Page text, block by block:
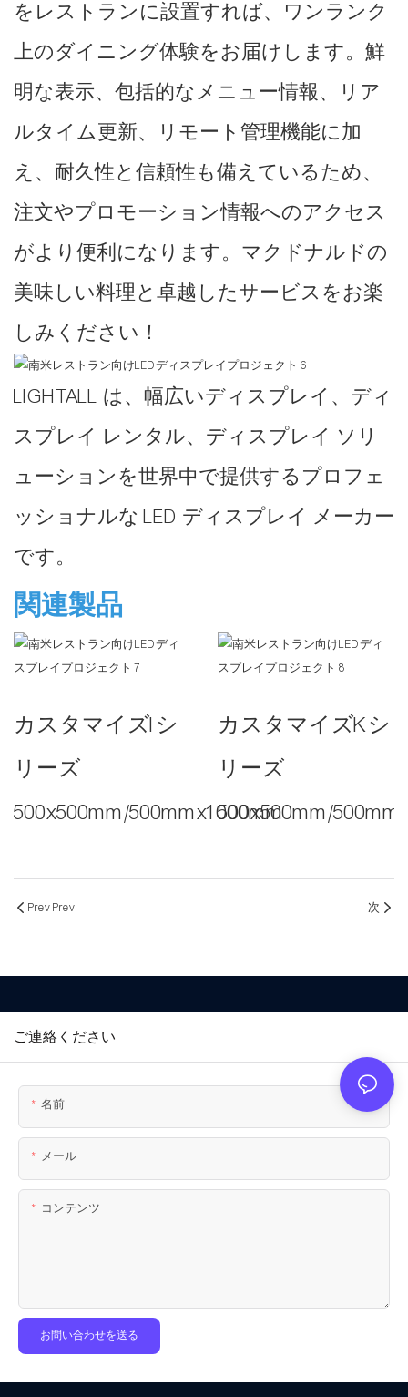
をレストランに設置すれば、ワンランク
上のダイニング体験をお届けします。鮮
明な表示、包括的なメニュー情報、リア
ルタイム更新、リモート管理機能に加
え、耐久性と信頼性も備えているため、
注文やプロモーション情報へのアクセス
がより便利になります。マクドナルドの
美味しい料理と卓越したサービスをお楽
しみください！
LIGHTALL は、幅広いディスプレイ、ディ
スプレイ レンタル、ディスプレイ ソリ
ューションを世界中で提供するプロフェ
ッショナルな LED ディスプレイ メーカー
です。
関連製品
カスタマイズIシ
リーズ
500x500mm/500mmx1000mm
カスタマイズKシ
リーズ
500x500mm/
Prev Prev 次
ご連絡ください
名前
メール
コンテンツ
お問い合わせを送る